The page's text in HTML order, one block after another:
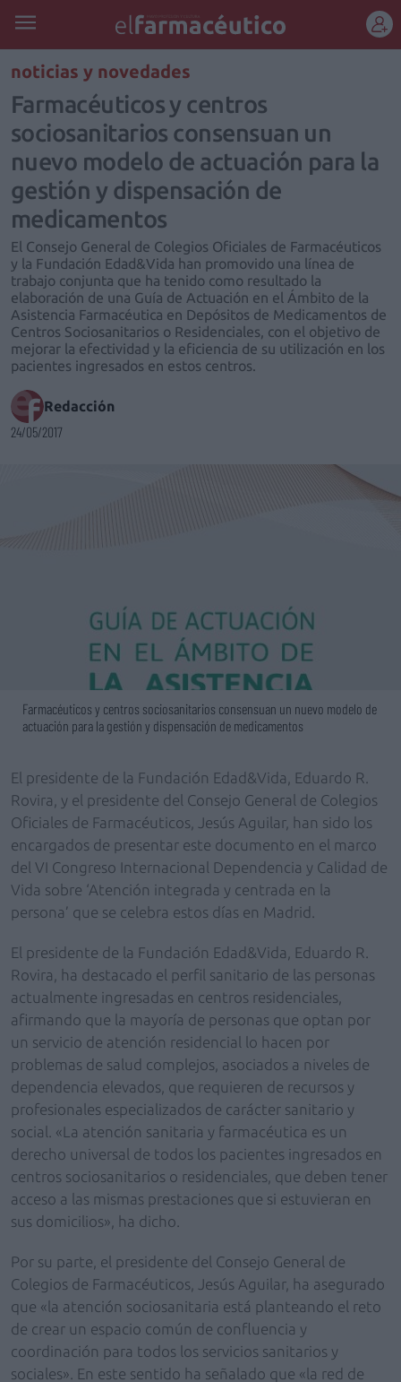
REGÍSTRATE
noticias y novedades
Farmacéuticos y centros
sociosanitarios consensuan un
nuevo modelo de actuación para la
gestión y dispensación de
medicamentos
El Consejo General de Colegios Oficiales de Farmacéuticos
y la Fundación Edad&Vida han promovido una línea de
trabajo conjunta que ha tenido como resultado la
elaboración de una Guía de Actuación en el Ámbito de la
Asistencia Farmacéutica en Depósitos de Medicamentos de
Centros Sociosanitarios o Residenciales, con el objetivo de
mejorar la efectividad y la eficiencia de su utilización en los
pacientes ingresados en estos centros.
Redacción
24/05/2017
Farmacéuticos y centros sociosanitarios consensuan un nuevo modelo de
actuación para la gestión y dispensación de medicamentos
El presidente de la Fundación Edad&Vida, Eduardo R.
Rovira, y el presidente del Consejo General de Colegios
Oficiales de Farmacéuticos, Jesús Aguilar, han sido los
encargados de presentar este documento en el marco
del VI Congreso Internacional Dependencia y Calidad de
Vida sobre ‘Atención integrada y centrada en la
persona’ que se celebra estos días en Madrid.
El presidente de la Fundación Edad&Vida, Eduardo R.
Rovira, ha destacado el perfil sanitario de las personas
actualmente ingresadas en centros residenciales,
afirmando que la mayoría de personas que optan por
un servicio de atención residencial lo hacen por
problemas de salud complejos, asociados a niveles de
dependencia elevados, que requieren de recursos y
profesionales especializados de carácter sanitario y
social. «La atención sanitaria y farmacéutica es un
derecho universal de todos los pacientes ingresados en
centros sociosanitarios o residenciales, que deben tener
acceso a las mismas prestaciones que si estuvieran en
sus domicilios», ha dicho.
Por su parte, el presidente del Consejo General de
Colegios de Farmacéuticos, Jesús Aguilar, ha asegurado
que «la atención sociosanitaria está planteando el reto
de crear un espacio común de confluencia y
coordinación para todos los servicios sanitarios y
sociales». En este sentido ha señalado que «la red de